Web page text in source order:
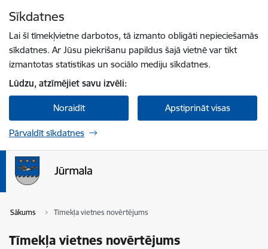
Sīkdatnes
Lai šī tīmekļvietne darbotos, tā izmanto obligāti nepieciešamās
sīkdatnes. Ar Jūsu piekrišanu papildus šajā vietnē var tikt
izmantotas statistikas un sociālo mediju sīkdatnes.
Lūdzu, atzīmējiet savu izvēli:
Noraidīt Apstiprināt visas
Pārvaldīt sīkdatnes
Sākums Tīmekļa vietnes novērtējums
Tīmekļa vietnes novērtējums